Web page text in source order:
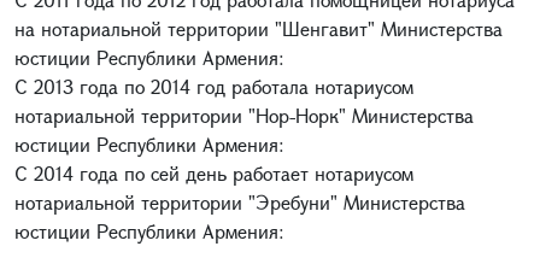
на нотариальной территории "Шенгавит" Министерства
юстиции Республики Армения:
С 2013 года по 2014 год работала нотариусом
нотариальной территории "Нор-Норк" Министерства
юстиции Республики Армения:
С 2014 года по сей день работает нотариусом
нотариальной территории "Эребуни" Министерства
юстиции Республики Армения: